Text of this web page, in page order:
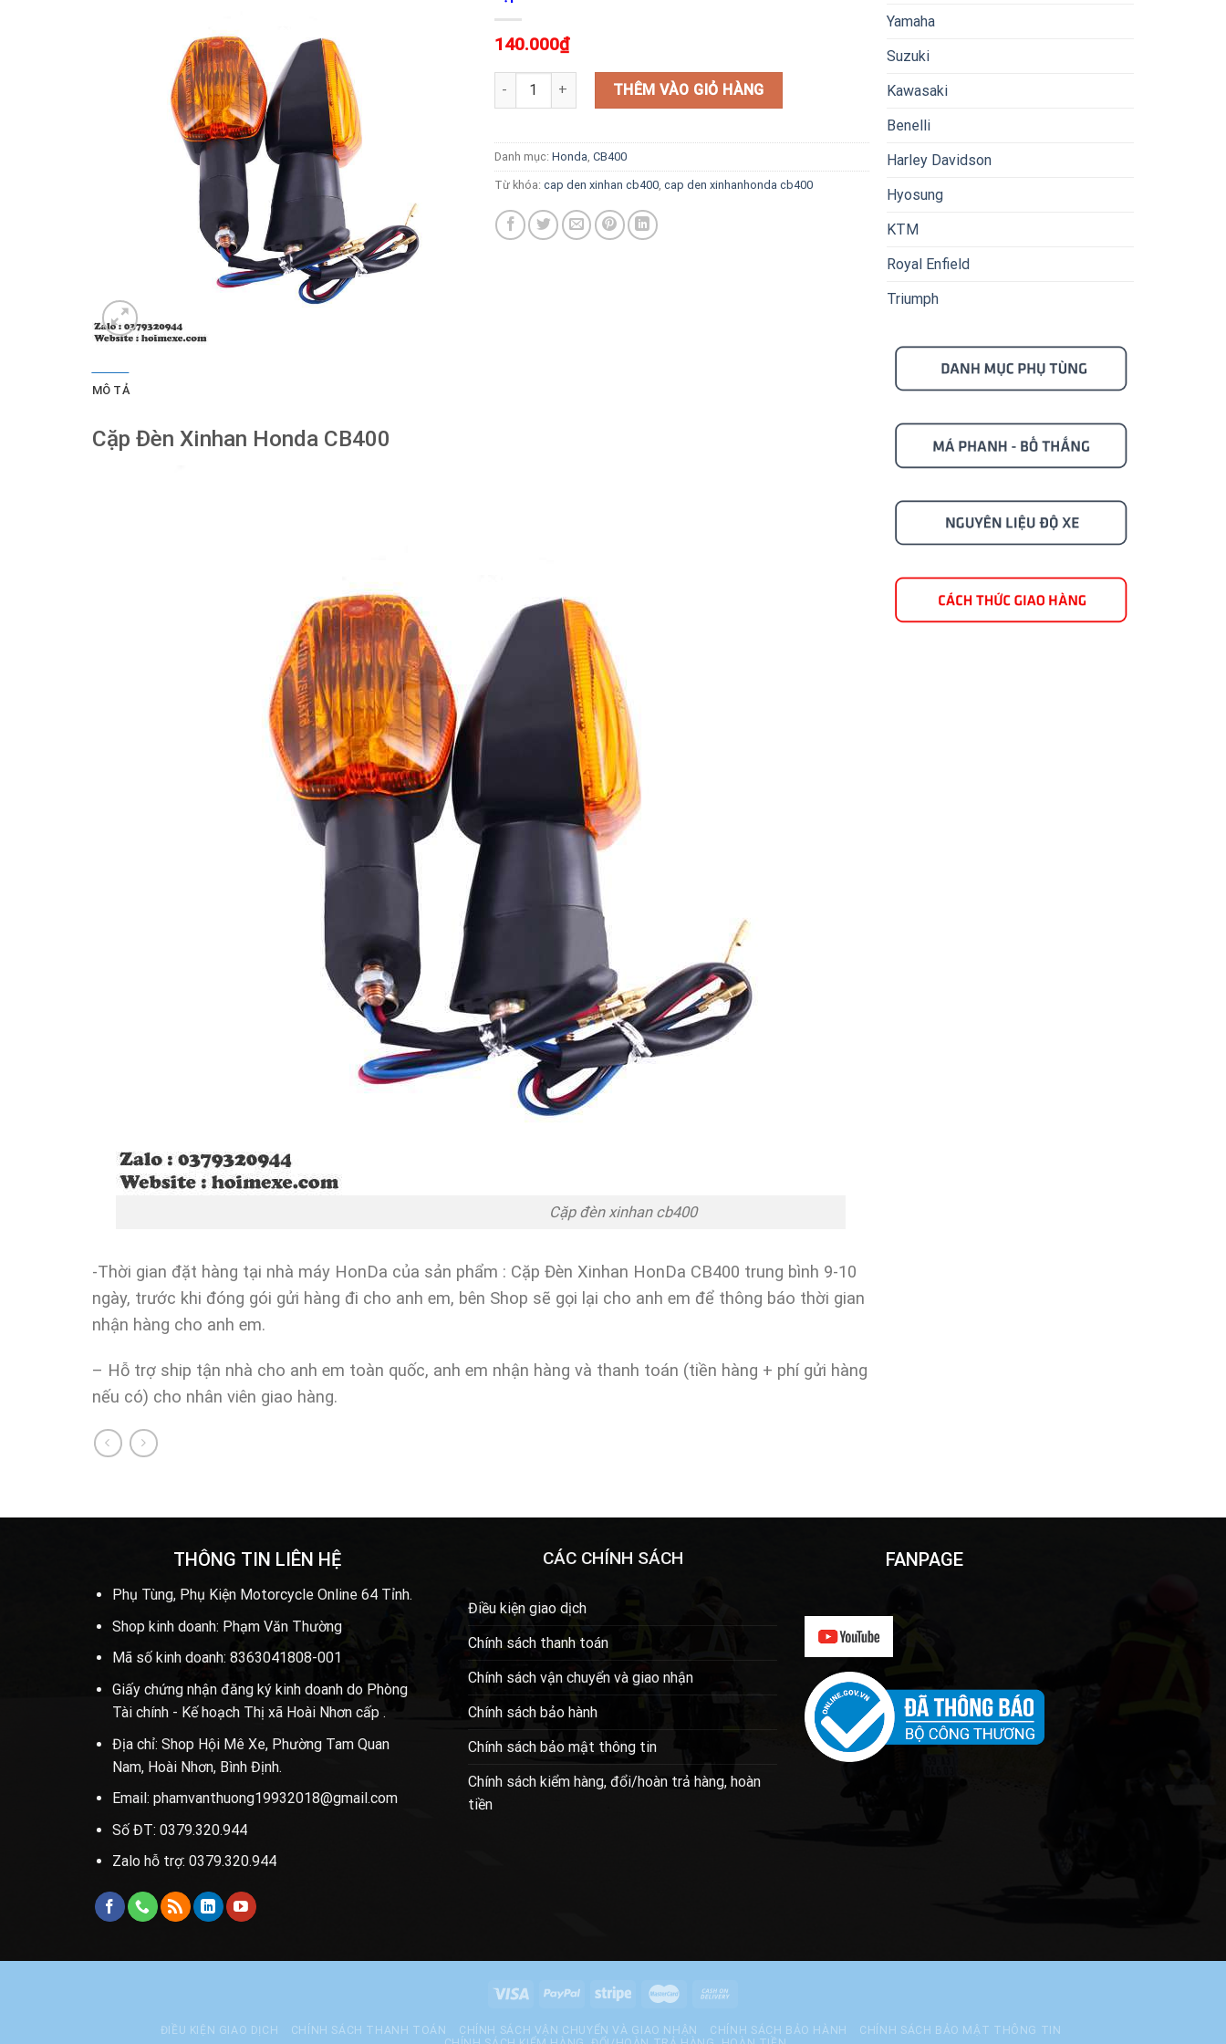
140.000₫
Cặp Đèn Xinhan Honda CB400 số lượng
THÊM VÀO GIỎ HÀNG
Danh mục: Honda CB400
Từ khóa: cap den xinhan cb400, cap den xinhanhonda cb400
MÔ TẢ
Cặp Đèn Xinhan Honda CB400
Cặp đèn xinhan cb400
-Thời gian đặt hàng tại nhà máy HonDa của sản phẩm : Cặp Đèn Xinhan HonDa CB400 trung bình 9-10
ngày, trước khi đóng gói gửi hàng đi cho anh em, bên Shop sẽ gọi lại cho anh em để thông báo thời gian
nhận hàng cho anh em.
– Hỗ trợ ship tận nhà cho anh em toàn quốc, anh em nhận hàng và thanh toán (tiền hàng + phí gửi hàng
nếu có) cho nhân viên giao hàng.
Yamaha
Suzuki
Kawasaki
Benelli
Harley Davidson
Hyosung
KTM
Royal Enfield
Triumph
THÔNG TIN LIÊN HỆ
Phụ Tùng, Phụ Kiện Motorcycle Online 64 Tỉnh.
Shop kinh doanh: Phạm Văn Thường
Mã số kinh doanh: 8363041808-001
Giấy chứng nhận đăng ký kinh doanh do Phòng
Tài chính - Kế hoạch Thị xã Hoài Nhơn cấp .
Địa chỉ: Shop Hội Mê Xe, Phường Tam Quan
Nam, Hoài Nhơn, Bình Định.
Email: phamvanthuong19932018@gmail.com
Số ĐT: 0379.320.944
Zalo hỗ trợ: 0379.320.944
CÁC CHÍNH SÁCH
Điều kiện giao dịch
Chính sách thanh toán
Chính sách vận chuyển và giao nhận
Chính sách bảo hành
Chính sách bảo mật thông tin
Chính sách kiểm hàng, đổi/hoàn trả hàng, hoàn
tiền
FANPAGE
ĐIỀU KIỆN GIAO DỊCH CHÍNH SÁCH THANH TOÁN CHÍNH SÁCH VẬN CHUYỂN VÀ GIAO NHẬN CHÍNH SÁCH BẢO HÀNH
CHÍNH SÁCH BẢO MẬT THÔNG TIN